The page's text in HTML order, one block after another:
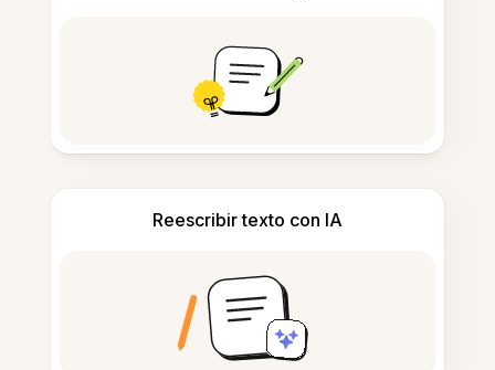
Reescribir texto con IA